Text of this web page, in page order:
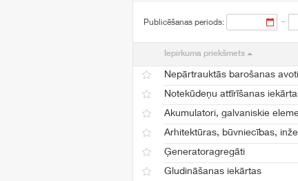
Publicēšanas periods: -
Iepirkuma priekšmets
Nepārtrauktās barošanas avoti
Notekūdeņu attīrīšanas
Akumulatori, galvaniskie
Arhitektūras, būvniecības,
Ģeneratoragregāti
Gludināšanas iekārtas